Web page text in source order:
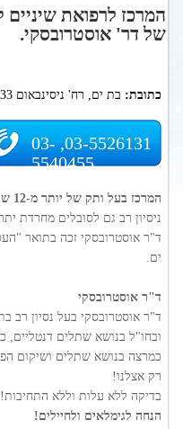
המרכז לרפואת
של דר' אוסטרובסקי.
כתובת: בת ים, רח' ניסינבאום 33, קומה 3, חדר 310.
03-5526131, 03-
5540455
המרכז בעל ותק של יותר מ-12 שנים
ד"ר אוסטרובסקי זכה בתואר
ים.
ד"ר אוסטרובסקי
ד"ר אוסטרובסקי בעל נסיון רב
ובחו"ל בנושא שתלים דנטליים,
כמרצה בנושא שתלים ושיקום
רק אצלנו!
בדיקה ללא עלות וללא התחיבות!
הנחה לגימלאים ולחיילים!